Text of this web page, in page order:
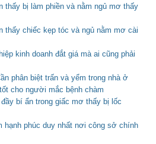
thấy bị làm phiền và nằm ngủ mơ thấy
thấy chiếc kẹp tóc và ngủ nằm mơ cài
kinh doanh đắt giá mà ai cũng phải
phân biệt trấn và yểm trong nhà ở
cho người mắc bệnh chàm
bí ẩn trong giấc mơ thấy bị lốc
hạnh phúc duy nhất nơi công sở chính